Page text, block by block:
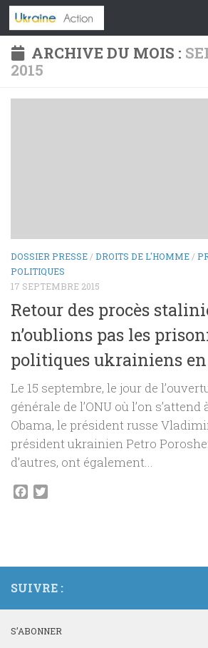
Skip to content
ARCHIVE DU MOIS :
2015
DOSSIER PRESSE /DROITS DE L'HOMME /
POLITIQUES
17 SEPTEMBRE 2015
Retour des procès
n’oublions pas les
politiques ukrainiens en
Le 15 septembre, le jour de
générale de l’ONU où l’on
Obama, le président russe
président ukrainien Petro
d’autres, ont également...
Facebook
SUIVRE :
S’ABONNER